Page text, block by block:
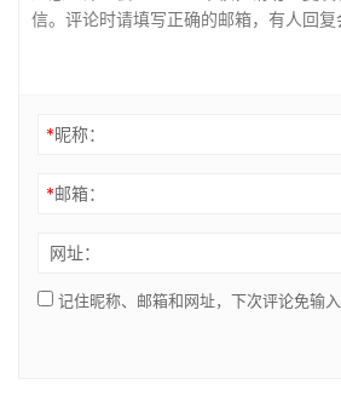
*昵称：
*邮箱：
网址：
记住昵称、邮箱和网址，下次评论免输入